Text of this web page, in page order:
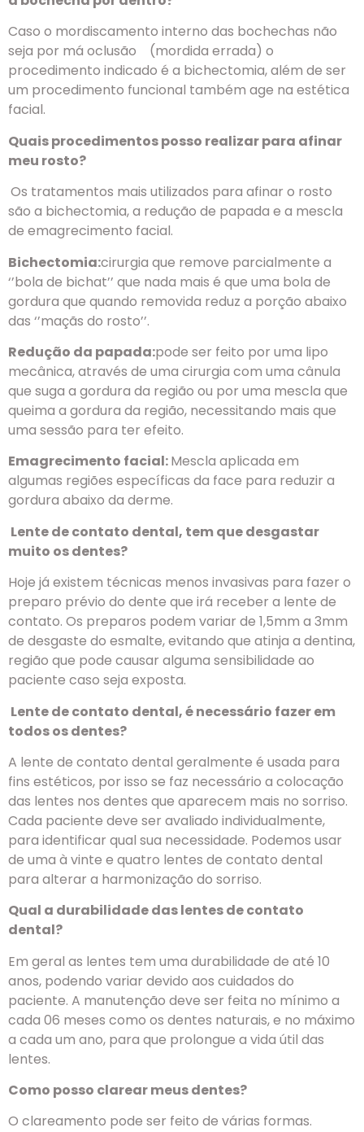
Caso o mordiscamento interno das bochechas não
seja por má oclusão (mordida errada) o
procedimento indicado é a bichectomia, além de ser
um procedimento funcional também age na estética
facial.
Quais procedimentos posso realizar para afinar
meu rosto?
Os tratamentos mais utilizados para afinar o rosto
são a bichectomia, a redução de papada e a mescla
de emagrecimento facial.
Bichectomia:cirurgia que remove parcialmente a
‘’bola de bichat’’ que nada mais é que uma bola de
gordura que quando removida reduz a porção abaixo
das ‘’maçãs do rosto’’.
Redução da papada:pode ser feito por uma lipo
mecânica, através de uma cirurgia com uma cânula
que suga a gordura da região ou por uma mescla que
queima a gordura da região, necessitando mais que
uma sessão para ter efeito.
Emagrecimento facial:Mescla aplicada em
algumas regiões específicas da face para reduzir a
gordura abaixo da derme.
Lente de contato dental, tem que desgastar
muito os dentes?
Hoje já existem técnicas menos invasivas para fazer o
preparo prévio do dente que irá receber a lente de
contato. Os preparos podem variar de 1,5mm a 3mm
de desgaste do esmalte, evitando que atinja a dentina,
região que pode causar alguma sensibilidade ao
paciente caso seja exposta.
Lente de contato dental, é necessário fazer em
todos os dentes?
A lente de contato dental geralmente é usada para
fins estéticos, por isso se faz necessário a colocação
das lentes nos dentes que aparecem mais no sorriso.
Cada paciente deve ser avaliado individualmente,
para identificar qual sua necessidade. Podemos usar
de uma à vinte e quatro lentes de contato dental
para alterar a harmonização do sorriso.
Qual a durabilidade das lentes de contato
dental?
Em geral as lentes tem uma durabilidade de até 10
anos, podendo variar devido aos cuidados do
paciente. A manutenção deve ser feita no mínimo a
cada 06 meses como os dentes naturais, e no máximo
a cada um ano, para que prolongue a vida útil das
lentes.
Como posso clarear meus dentes?
O clareamento pode ser feito de várias formas.